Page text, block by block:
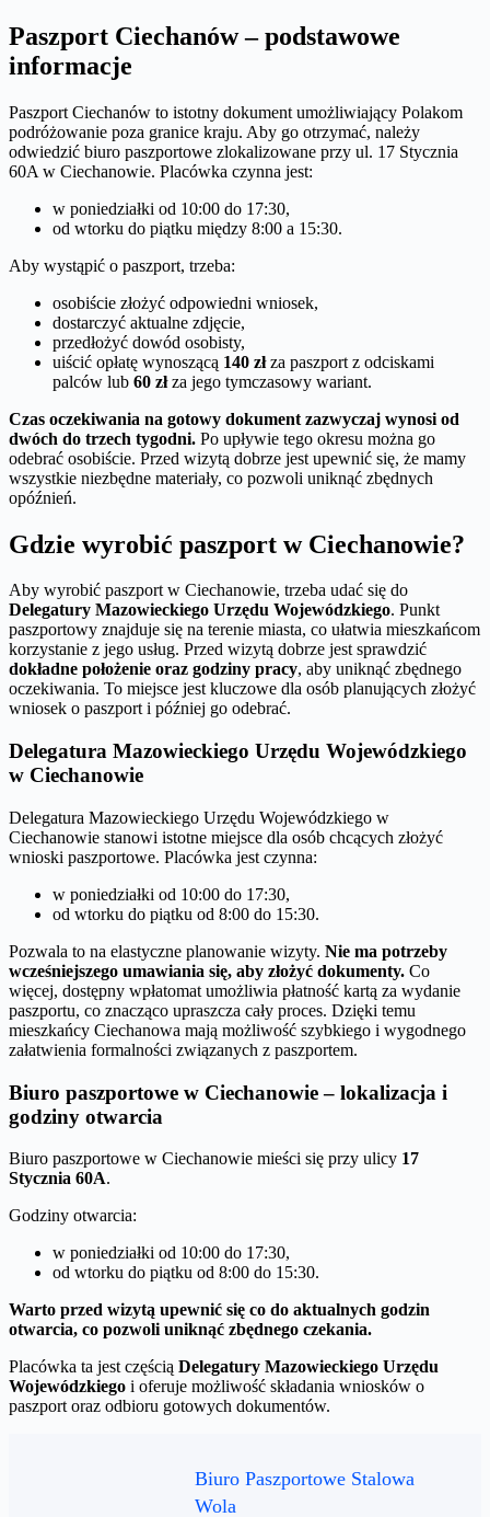
Paszport Ciechanów – podstawowe
informacje
Paszport Ciechanów to istotny dokument umożliwiający Polakom
podróżowanie poza granice kraju. Aby go otrzymać, należy
odwiedzić biuro paszportowe zlokalizowane przy ul. 17 Stycznia
60A w Ciechanowie. Placówka czynna jest:
w poniedziałki od 10:00 do 17:30,
od wtorku do piątku między 8:00 a 15:30.
Aby wystąpić o paszport, trzeba:
osobiście złożyć odpowiedni wniosek,
dostarczyć aktualne zdjęcie,
przedłożyć dowód osobisty,
uiścić opłatę wynoszącą 140 złza paszport z odciskami
palców lub 60 złza jego tymczasowy wariant.
Czas oczekiwania na gotowy dokument zazwyczaj wynosi od
dwóch do trzech tygodni. Po upływie tego okresu można go
odebrać osobiście. Przed wizytą dobrze jest upewnić się, że mamy
wszystkie niezbędne materiały, co pozwoli uniknąć zbędnych
opóźnień.
Gdzie wyrobić paszport w Ciechanowie?
Aby wyrobić paszport w Ciechanowie, trzeba udać się do
Delegatury Mazowieckiego Urzędu Wojewódzkiego. Punkt
paszportowy znajduje się na terenie miasta, co ułatwia mieszkańcom
korzystanie z jego usług. Przed wizytą dobrze jest sprawdzić
dokładne położenie oraz godziny pracy, aby uniknąć zbędnego
oczekiwania. To miejsce jest kluczowe dla osób planujących złożyć
wniosek o paszport i później go odebrać.
Delegatura Mazowieckiego Urzędu Wojewódzkiego
w Ciechanowie
Delegatura Mazowieckiego Urzędu Wojewódzkiego w
Ciechanowie stanowi istotne miejsce dla osób chcących złożyć
wnioski paszportowe. Placówka jest czynna:
w poniedziałki od 10:00 do 17:30,
od wtorku do piątku od 8:00 do 15:30.
Pozwala to na elastyczne planowanie wizyty. Nie ma potrzeby
wcześniejszego umawiania się, aby złożyć dokumenty. Co
więcej, dostępny wpłatomat umożliwia płatność kartą za wydanie
paszportu, co znacząco upraszcza cały proces. Dzięki temu
mieszkańcy Ciechanowa mają możliwość szybkiego i wygodnego
załatwienia formalności związanych z paszportem.
Biuro paszportowe w Ciechanowie – lokalizacja i
godziny otwarcia
Biuro paszportowe w Ciechanowie mieści się przy ulicy 17
Stycznia 60A.
Godziny otwarcia:
w poniedziałki od 10:00 do 17:30,
od wtorku do piątku od 8:00 do 15:30.
Warto przed wizytą upewnić się co do aktualnych godzin
otwarcia, co pozwoli uniknąć zbędnego czekania.
Placówka ta jest częścią Delegatury Mazowieckiego Urzędu
Wojewódzkiego i oferuje możliwość składania wniosków o
paszport oraz odbioru gotowych dokumentów.
Biuro Paszportowe Stalowa
Wola